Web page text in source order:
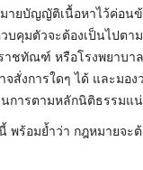
ยบัญญัติเนื้อหาไว้ค่อนข้
คุมตัวจะต้องเป็นไปตาม
าชทัณฑ์ หรือโรงพยาบา
งการใดๆ ได้ และมอง
นการตามหลักนิติธรรมแ
พร้อมย้ำว่า กฎหมายจะ